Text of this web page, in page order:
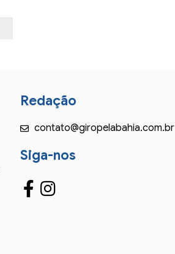
Redação
contato@giropelabahia.com.br
Siga-nos